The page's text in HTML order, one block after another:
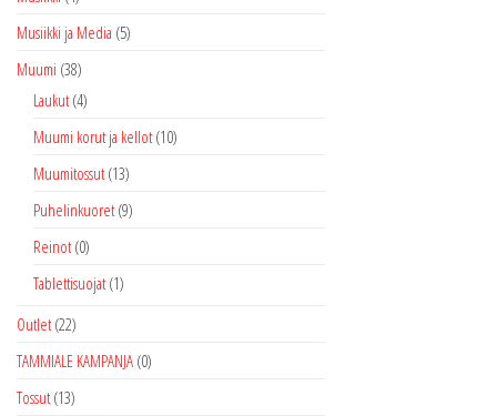
Musiikki ja Media (5)
Muumi (38)
Laukut (4)
Muumi korut ja kellot (10)
Muumitossut (13)
Puhelinkuoret (9)
Reinot (0)
Tablettisuojat (1)
Outlet (22)
TAMMIALE KAMPANJA (0)
Tossut (13)